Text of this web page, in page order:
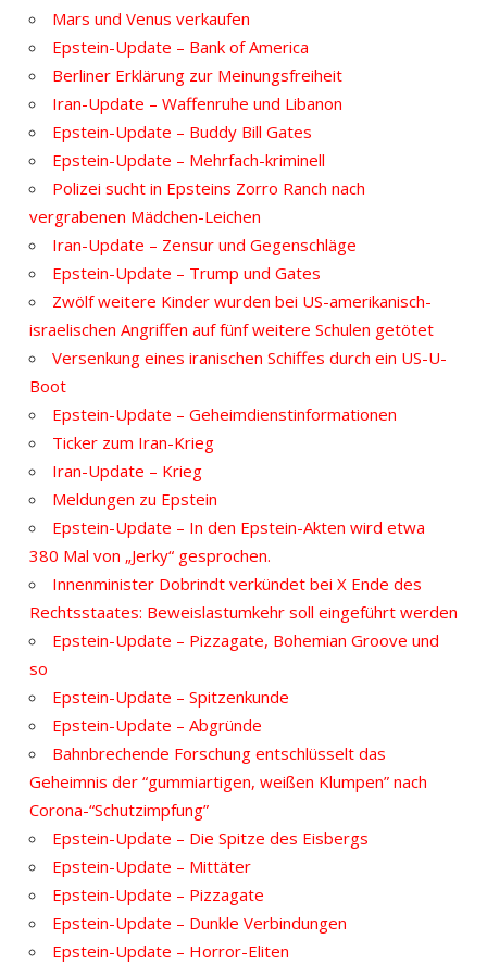
Mars und Venus verkaufen
Epstein-Update – Bank of America
Berliner Erklärung zur Meinungsfreiheit
Iran-Update – Waffenruhe und Libanon
Epstein-Update – Buddy Bill Gates
Epstein-Update – Mehrfach-kriminell
Polizei sucht in Epsteins Zorro Ranch nach
vergrabenen Mädchen-Leichen
Iran-Update – Zensur und Gegenschläge
Epstein-Update – Trump und Gates
Zwölf weitere Kinder wurden bei US-amerikanisch-
israelischen Angriffen auf fünf weitere Schulen getötet
Versenkung eines iranischen Schiffes durch ein US-U-
Boot
Epstein-Update – Geheimdienstinformationen
Ticker zum Iran-Krieg
Iran-Update – Krieg
Meldungen zu Epstein
Epstein-Update – In den Epstein-Akten wird etwa
380 Mal von „Jerky“ gesprochen.
Innenminister Dobrindt verkündet bei X Ende des
Rechtsstaates: Beweislastumkehr soll eingeführt werden
Epstein-Update – Pizzagate, Bohemian Groove und
so
Epstein-Update – Spitzenkunde
Epstein-Update – Abgründe
Bahnbrechende Forschung entschlüsselt das
Geheimnis der “gummiartigen, weißen Klumpen” nach
Corona-“Schutzimpfung”
Epstein-Update – Die Spitze des Eisbergs
Epstein-Update – Mittäter
Epstein-Update – Pizzagate
Epstein-Update – Dunkle Verbindungen
Epstein-Update – Horror-Eliten